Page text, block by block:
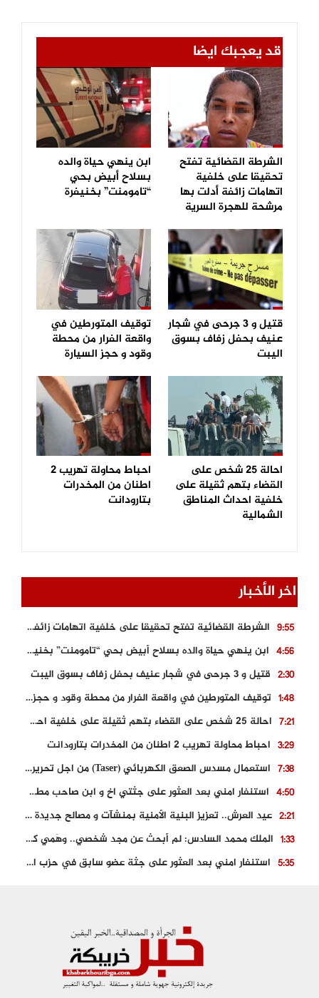
قد يعجبك ايضا
الشرطة القضائية تفتح
تحقيقا على خلفية
اتهامات زائفة أدلت بها
مرشحة للهجرة السرية
ابن ينهي حياة والده
بسلاح أبيض بحي
“تامومنت” بخنيفرة
قتيل و 3 جرحى في شجار
عنيف بحفل زفاف بسوق
اليبت
توقيف المتورطين في
واقعة الفرار من محطة
وقود و حجز السيارة
احالة 25 شخص على
القضاء بتهم ثقيلة على
خلفية احداث المناطق
الشمالية
احباط محاولة تهريب 2
اطنان من المخدرات
بتارودانت
اخر الأخبار
9:55
الشرطة القضائية تفتح تحقيقا على خلفية اتهامات زائفة أدلت بها مرشحة للهجرة السرية
4:56
ابن ينهي حياة والده بسلاح أبيض بحي “تامومنت” بخنيفرة
2:30 قتيل و 3 جرحى في شجار عنيف بحفل زفاف بسوق اليبت
1:48
توقيف المتورطين في واقعة الفرار من محطة وقود و حجز السيارة
7:21
احالة 25 شخص على القضاء بتهم ثقيلة على خلفية احداث المناطق الشمالية
3:29 احباط محاولة تهريب 2 اطنان من المخدرات بتارودانت
7:38
استعمال مسدس الصعق الكهربائي (Taser) من اجل تحرير شابة محتجزة
4:50
استنفار امني بعد العثور على جثتي اخ و ابن صاحب مطعم اسماك مشهور بطنجة
2:21
عيد العرش.. تعزيز البنية الأمنية بمنشآت و مصالح جديدة بكل من الحسيمة – فاس و الناظور
1:33
الملك محمد السادس: لم أبحث عن مجد شخصي.. وهَمي كرامة المغاربة
5:35
استنفار امني بعد العثور على جثة عضو سابق في حزب المصباح بالقنيطرة..
العثور على سبعينية جثة هامدة بمقر سكناها بمراكش